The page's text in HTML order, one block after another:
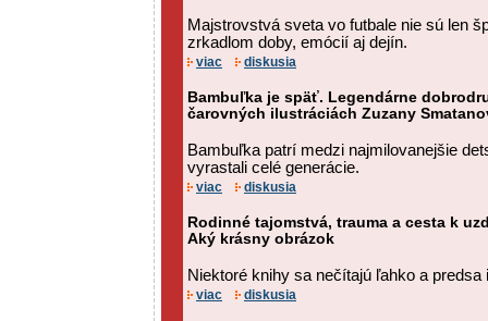
Majstrovstvá sveta vo futbale nie sú len
zrkadlom doby, emócií aj dejín.
viac diskusia
Bambuľka je späť. Legendárne
čarovných ilustráciách Zuzany
Bambuľka patrí medzi najmilovanejšie
vyrastali celé generácie.
viac diskusia
Rodinné tajomstvá, trauma a cesta k
Aký krásny obrázok
Niektoré knihy sa nečítajú ľahko a
viac diskusia